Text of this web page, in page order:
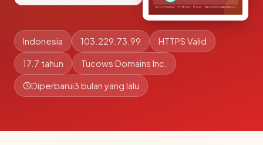
Indonesia 103.229.73.99 HTTPS Valid
17.7 tahun Tucows Domains Inc.
Diperbarui3 bulan yang lalu